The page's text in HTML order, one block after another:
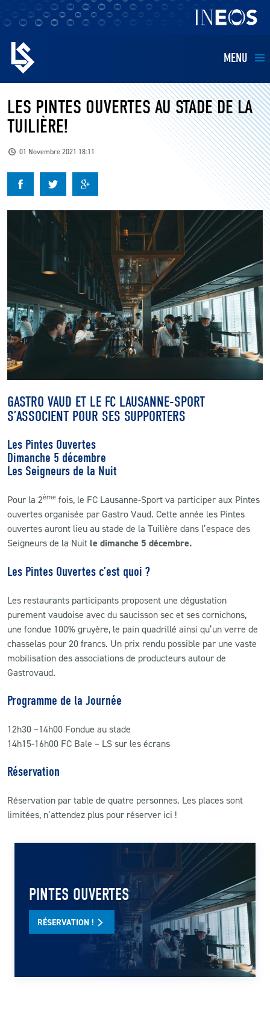
MENU
EQUIPES
BILLETTERIE
KIDS
RESTAURATION
CLUB
CONTACT
ACTUALITÉS
L’APP DU LS
MATCH DES CELEBRITES
LES PINTES OUVERTES AU STADE DE LA
TUILIÈRE!
01 Novembre 2021 18:11
GASTRO VAUD ET LE FC LAUSANNE-SPORT
S’ASSOCIENT POUR SES SUPPORTERS
Les Pintes Ouvertes
Dimanche 5 décembre
Les Seigneurs de la Nuit
Pour la 2ème fois, le FC Lausanne-Sport va participer aux Pintes
ouvertes organisée par Gastro Vaud. Cette année les Pintes
ouvertes auront lieu au stade de la Tuilière dans l’espace des
Seigneurs de la Nuit le dimanche 5 décembre.
Les Pintes Ouvertes c’est quoi ?
Les restaurants participants proposent une dégustation
purement vaudoise avec du saucisson sec et ses cornichons,
une fondue 100% gruyère, le pain quadrillé ainsi qu’un verre de
chasselas pour 20 francs. Un prix rendu possible par une vaste
mobilisation des associations de producteurs autour de
Gastrovaud.
Programme de la Journée
12h30 –14h00 Fondue au stade
14h15-16h00 FC Bale – LS sur les écrans
Réservation
Réservation par table de quatre personnes. Les places sont
limitées, n’attendez plus pour réserver ici !
PINTES OUVERTES
RÉSERVATION !